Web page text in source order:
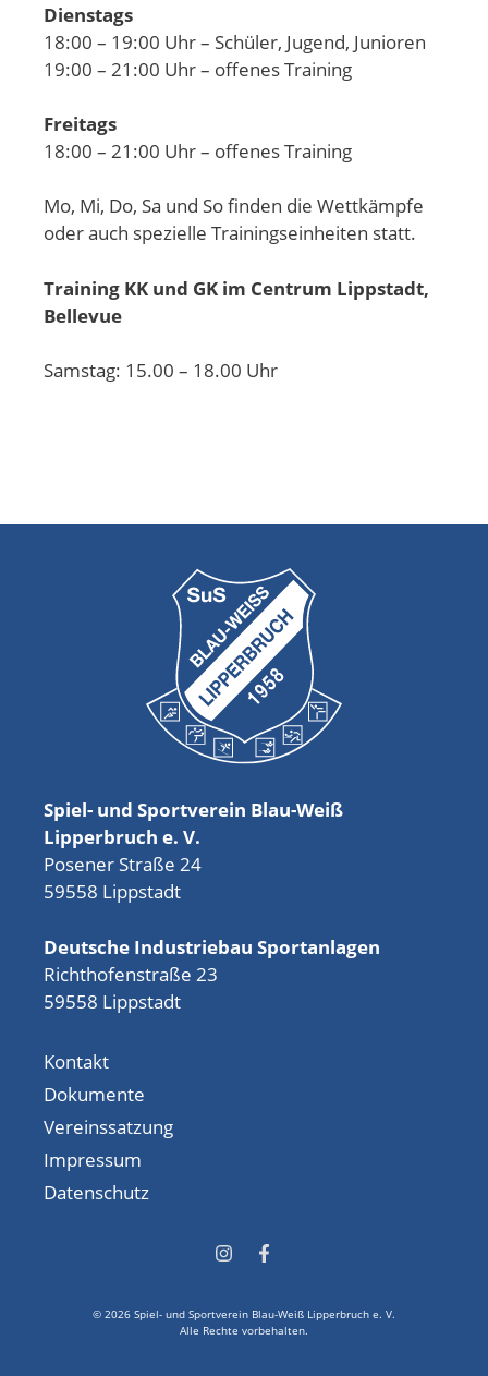
Dienstags
18:00 – 19:00 Uhr – Schüler, Jugend, Junioren
19:00 – 21:00 Uhr – offenes Training
Freitags
18:00 – 21:00 Uhr – offenes Training
Mo, Mi, Do, Sa und So finden die Wettkämpfe
oder auch spezielle Trainingseinheiten statt.
Training KK und GK im Centrum Lippstadt,
Bellevue
Samstag: 15.00 – 18.00 Uhr
Spiel- und Sportverein Blau-Weiß
Lipperbruch e. V.
Posener Straße 24
59558 Lippstadt
Deutsche Industriebau Sportanlagen
Richthofenstraße 23
59558 Lippstadt
Kontakt
Dokumente
Vereinssatzung
Impressum
Datenschutz
© 2026 Spiel- und Sportverein Blau-Weiß Lipperbruch e. V.
Alle Rechte vorbehalten.